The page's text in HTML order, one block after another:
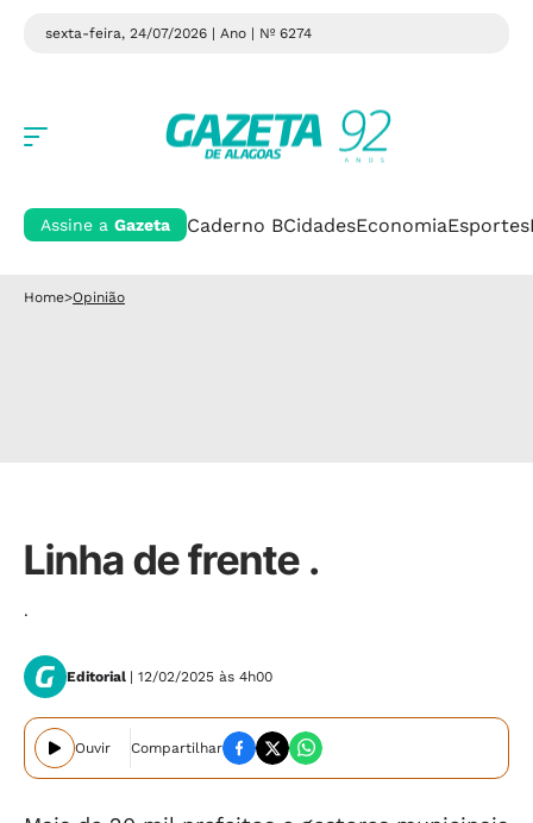
sexta-feira, 24/07/2026 | Ano | Nº 6274
Assine a Gazeta Caderno BCidadesEconomiaEsportes
Home>Opinião
Linha de frente .
.
Editorial | 12/02/2025 às 4h00
Ouvir Compartilhar